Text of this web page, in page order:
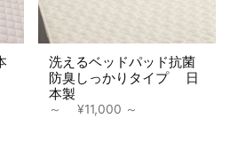
洗えるベッドパッド抗菌
防臭しっかりタイプ 日
本製
～ ¥11,000